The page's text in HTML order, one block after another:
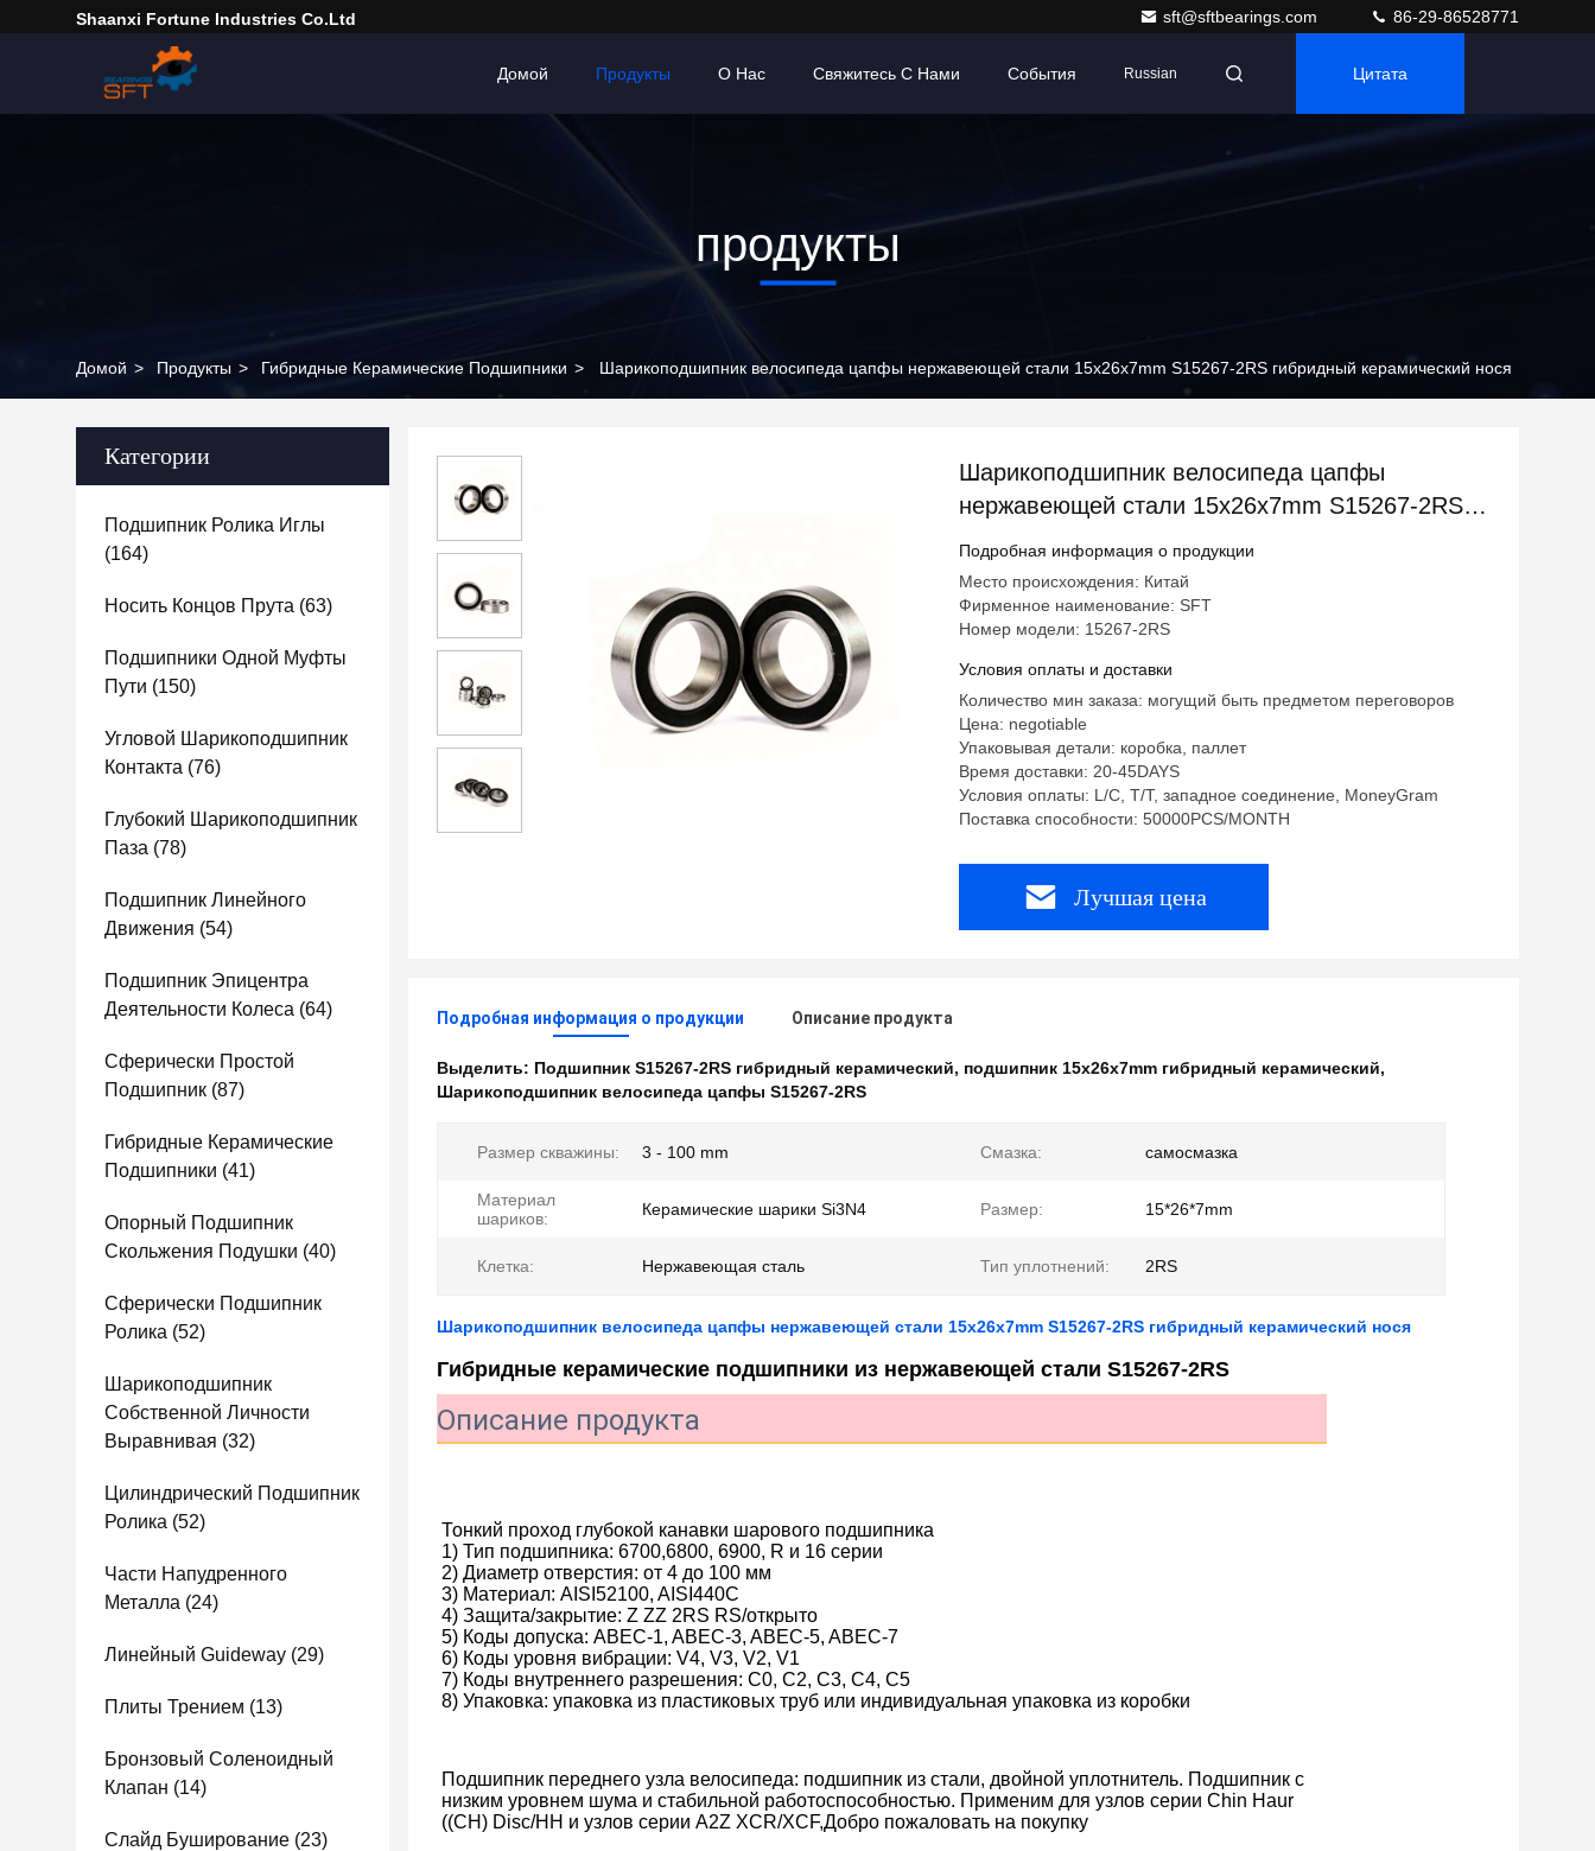
Shaanxi Fortune Industries Co.ltd sft@sftbearings.com 86-29-86528771
Домой Продукты О Нас Свяжитесь С Нами События Russian Цитата
продукты
Домой > Продукты > Гибридные Керамические Подшипники > Шарикоподшипник велосипеда цапфы нержавеющей стали 15x26x7mm S15267-2RS гибридный керамический нося
Категории
Подшипник Ролика Иглы
(164)
Носить Концов Прута (63)
Подшипники Одной Муфты
Пути (150)
Угловой Шарикоподшипник
Контакта (76)
Глубокий Шарикоподшипник
Паза (78)
Подшипник Линейного
Движения (54)
Подшипник Эпицентра
Деятельности Колеса (64)
Сферически Простой
Подшипник (87)
Гибридные Керамические
Подшипники (41)
Опорный Подшипник
Скольжения Подушки (40)
Сферически Подшипник
Ролика (52)
Шарикоподшипник
Собственной Личности
Выравнивая (32)
Цилиндрический Подшипник
Ролика (52)
Части Напудренного
Металла (24)
Линейный Guideway (29)
Плиты Трением (13)
Бронзовый Соленоидный
Клапан (14)
Слайд Буширование (23)
Шарикоподшипник велосипеда цапфы
нержавеющей стали 15x26x7mm S15267-2RS
гибридный керамический нося
Подробная информация о продукции
Место происхождения: Китай
Фирменное наименование: SFT
Номер модели: 15267-2RS
Условия оплаты и доставки
Количество мин заказа: могущий быть предметом переговоров
Цена: negotiable
Упаковывая детали: коробка, паллет
Время доставки: 20-45DAYS
Условия оплаты: L/C, T/T, западное соединение, MoneyGram
Поставка способности: 50000PCS/MONTH
Лучшая цена
Подробная информация о продукции Описание продукта
Выделить: Подшипник S15267-2RS гибридный керамический, подшипник 15x26x7mm гибридный керамический,
Шарикоподшипник велосипеда цапфы S15267-2RS
Размер скважины: 3 - 100 mm Смазка: самосмазка
Материал
шариков:
Керамические шарики Si3N4 Размер: 15*26*7mm
Клетка: Нержавеющая сталь Тип уплотнений: 2RS
Шарикоподшипник велосипеда цапфы нержавеющей стали 15x26x7mm S15267-2RS гибридный керамический нося
Гибридные керамические подшипники из нержавеющей стали S15267-2RS
Описание продукта
Тонкий проход глубокой канавки шарового подшипника
1) Тип подшипника: 6700,6800, 6900, R и 16 серии
2) Диаметр отверстия: от 4 до 100 мм
3) Материал: AISI52100, AISI440C
4) Защита/закрытие: Z ZZ 2RS RS/открыто
5) Коды допуска: ABEC-1, ABEC-3, ABEC-5, ABEC-7
6) Коды уровня вибрации: V4, V3, V2, V1
7) Коды внутреннего разрешения: C0, C2, C3, C4, C5
8) Упаковка: упаковка из пластиковых труб или индивидуальная упаковка из коробки
Подшипник переднего узла велосипеда: подшипник из стали, двойной уплотнитель. Подшипник с
низким уровнем шума и стабильной работоспособностью. Применим для узлов серии Chin Haur
((CH) Disc/HH и узлов серии A2Z XCR/XCF,Добро пожаловать на покупку